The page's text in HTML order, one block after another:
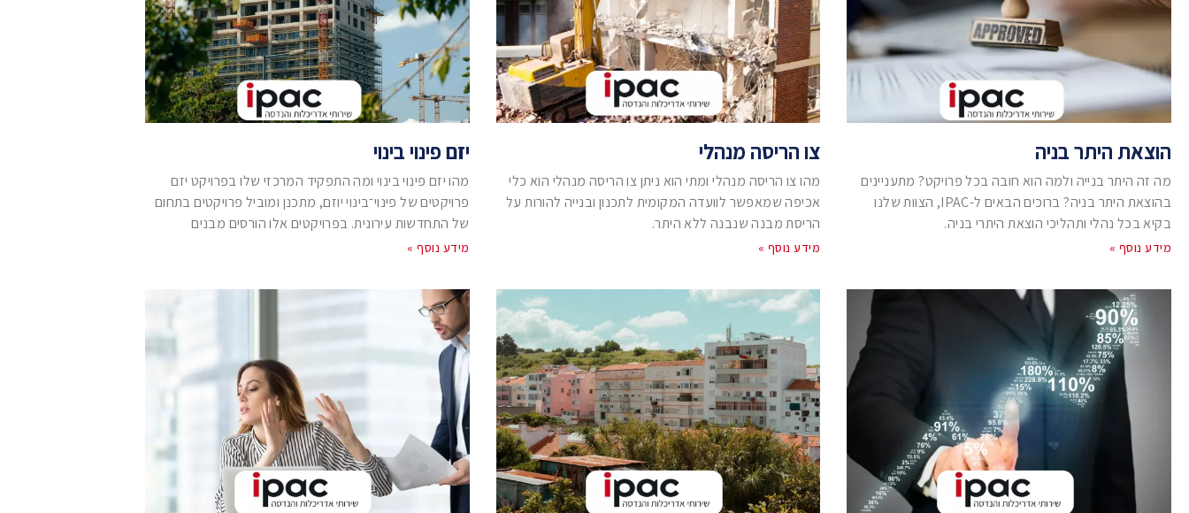
הוצאת היתר בניה
מה זה היתר בנייה ולמה הוא חובה בכל פרויקט? מתעניינים
בהוצאת היתר בניה? ברוכים הבאים ל-IPAC, הצוות שלנו
בקיא בכל נהלי ותהליכי הוצאת היתרי בניה.
מידע נוסף »
צו הריסה מנהלי
מהו צו הריסה מנהלי ומתי הוא ניתן צו הריסה מנהלי הוא כלי
אכיפה שמאפשר לוועדה המקומית לתכנון ובנייה להורות על
הריסת מבנה שנבנה ללא היתר.
מידע נוסף »
יזם פינוי בינוי
מהו יזם פינוי בינוי ומה התפקיד המרכזי שלו בפרויקט יזם
פרויקטים של פינוי־בינוי יוזם, מתכנן ומוביל פרויקטים בתחום
של התחדשות עירונית. בפרויקטים אלו הורסים מבנים
מידע נוסף »